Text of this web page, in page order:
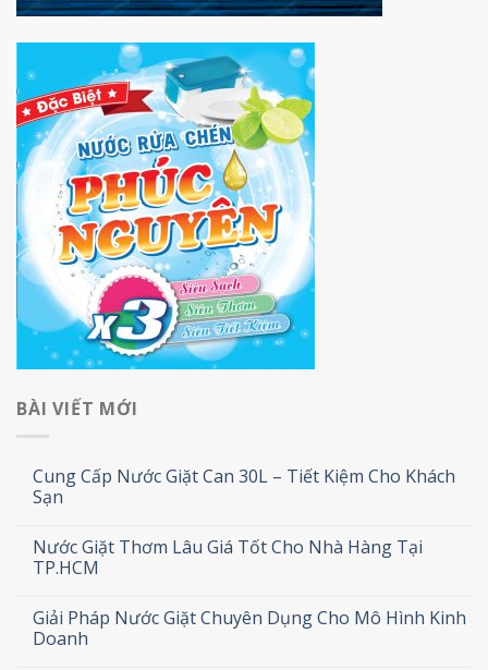
BÀI VIẾT MỚI
Cung Cấp Nước Giặt Can 30L – Tiết Kiệm Cho Khách
Sạn
Nước Giặt Thơm Lâu Giá Tốt Cho Nhà Hàng Tại
TP.HCM
Giải Pháp Nước Giặt Chuyên Dụng Cho Mô Hình Kinh
Doanh